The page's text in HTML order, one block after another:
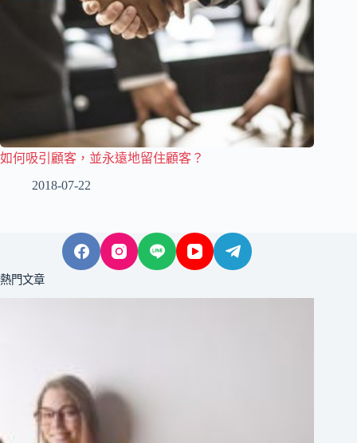
如何吸引顧客，並永遠地留住顧客？
2018-07-22
熱門文章